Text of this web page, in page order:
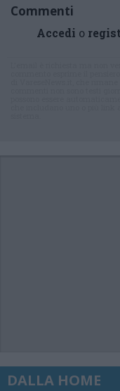
Commenti
Accedi o
DALLA HOME